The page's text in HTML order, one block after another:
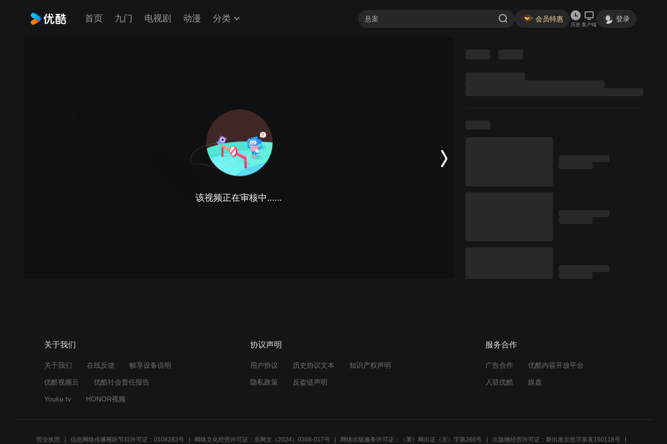
首页 九门 电视剧 动漫 分类 会员特惠
历史 客户端
登录
该视频正在审核中......
关于我们
关于我们 在线反馈 帧享设备说明
优酷视频云 优酷社会责任报告
Youku.tv HONOR视频
协议声明
用户协议 历史协议文本 知识产权声明
隐私政策 反盗链声明
服务合作
广告合作 优酷内容开放平台
入驻优酷 娱盘
营业执照 信息网络传播视听节目许可证：0108283号 网络文化经营许可证：京网文（2024）0368-017号 网络出版服务许可证：（署）网出证（京）字第266号 出版物经营许可证：新出发京批字第直150118号